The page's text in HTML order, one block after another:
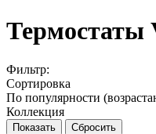
Термостаты
Фильтр:
Сортировка
По популярности
Коллекция
Показать Сбросить